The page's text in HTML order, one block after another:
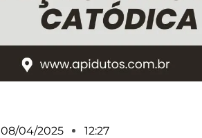
08/04/2025 12:27